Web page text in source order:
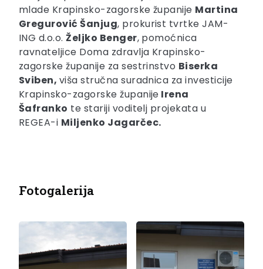
mlade Krapinsko-zagorske županije Martina
Gregurović Šanjug, prokurist tvrtke JAM-
ING d.o.o.Željko Benger, pomoćnica
ravnateljice Doma zdravlja Krapinsko-
zagorske županije za sestrinstvo Biserka
Sviben, viša stručna suradnica za investicije
Krapinsko-zagorske županije Irena
Šafranko te stariji voditelj projekata u
REGEA-i Miljenko Jagarčec.
Fotogalerija